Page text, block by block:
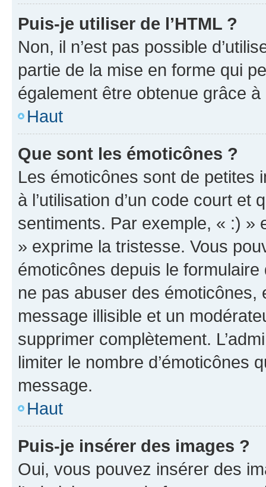
Puis-je utiliser de l’HTML ?
Non, il n’est pas possible
partie de la mise en forme qui
également être obtenue grâce à
Haut
Que sont les émoticônes ?
Les émoticônes sont de petites
à l’utilisation d’un code court et
sentiments. Par exemple, « :) »
» exprime la tristesse. Vous
émoticônes depuis le
ne pas abuser des
message illisible et un
supprimer complètement.
limiter le nombre d’émoticônes
message.
Haut
Puis-je insérer des images ?
Oui, vous pouvez insérer des